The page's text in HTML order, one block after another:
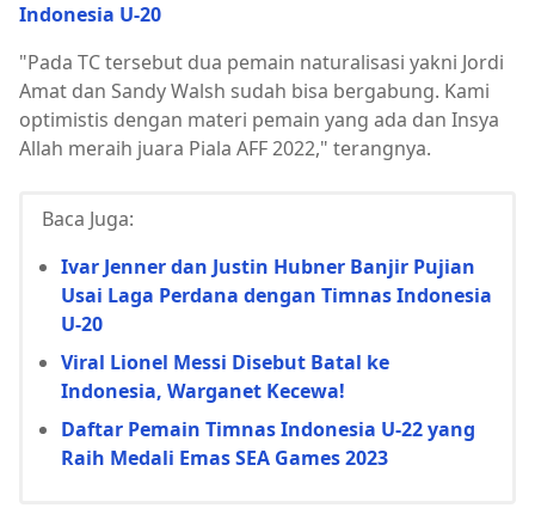
Indonesia U-20
"Pada TC tersebut dua pemain naturalisasi yakni Jordi
Amat dan Sandy Walsh sudah bisa bergabung. Kami
optimistis dengan materi pemain yang ada dan Insya
Allah meraih juara Piala AFF 2022," terangnya.
Baca Juga:
Ivar Jenner dan Justin Hubner Banjir Pujian
Usai Laga Perdana dengan Timnas Indonesia
U-20
Viral Lionel Messi Disebut Batal ke
Indonesia, Warganet Kecewa!
Daftar Pemain Timnas Indonesia U-22 yang
Raih Medali Emas SEA Games 2023